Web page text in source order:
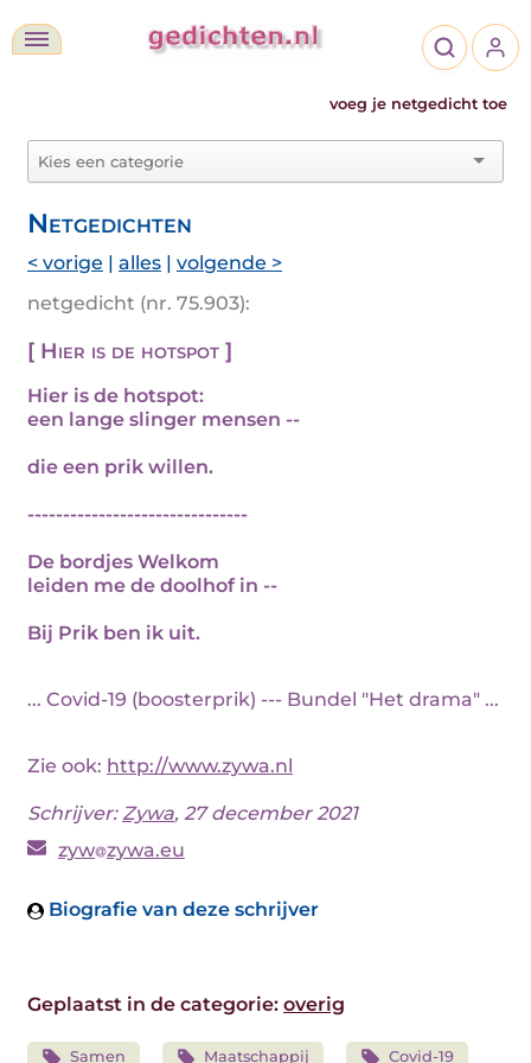
voeg je netgedicht toe
Netgedichten
< vorige | alles | volgende >
netgedicht (nr. 75.903):
[ Hier is de hotspot ]
Hier is de hotspot:
een lange slinger mensen --
die een prik willen.
-------------------------------
De bordjes Welkom
leiden me de doolhof in --
Bij Prik ben ik uit.
... Covid-19 (boosterprik) --- Bundel "Het drama" ...
Zie ook: http://www.zywa.nl
Schrijver:Zywa, 27 december 2021
zyw zywa.eu
Biografie van deze schrijver
Geplaatst in de categorie: overig
Samen Maatschappij Covid-19